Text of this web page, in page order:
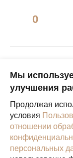
0
Пожалуйста,
Мы
улучшения
Продолжая
условия
отношении
персональных